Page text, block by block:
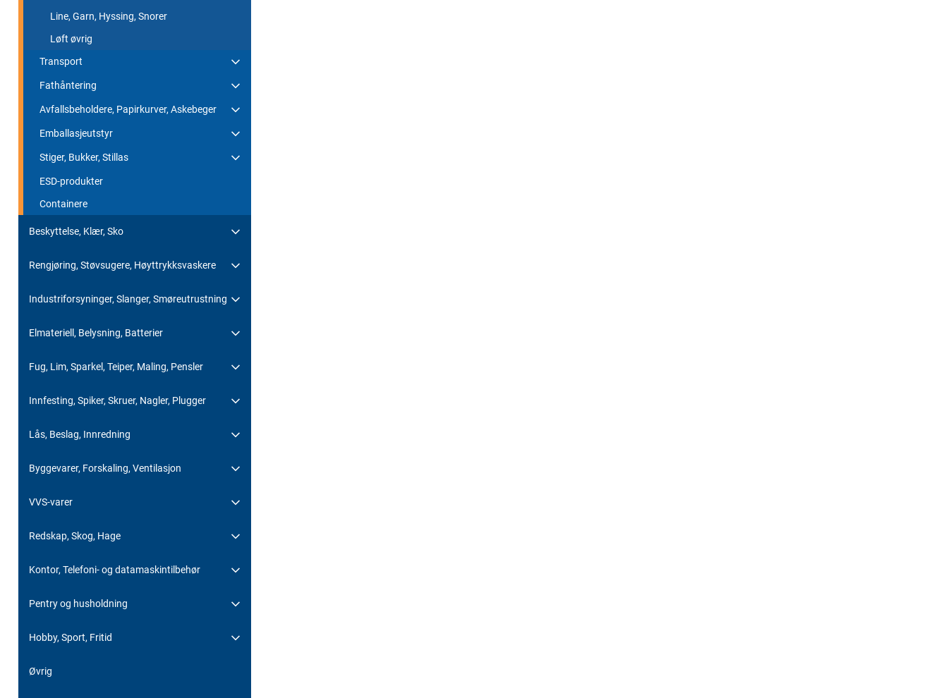
Line, Garn, Hyssing, Snorer
Løft øvrig
Transport
Fathåntering
Avfallsbeholdere, Papirkurver, Askebeger
Emballasjeutstyr
Stiger, Bukker, Stillas
ESD-produkter
Containere
Beskyttelse, Klær, Sko
Rengjøring, Støvsugere, Høyttrykksvaskere
Industriforsyninger, Slanger, Smøreutrustning
Elmateriell, Belysning, Batterier
Fug, Lim, Sparkel, Teiper, Maling, Pensler
Innfesting, Spiker, Skruer, Nagler, Plugger
Lås, Beslag, Innredning
Byggevarer, Forskaling, Ventilasjon
VVS-varer
Redskap, Skog, Hage
Kontor, Telefoni- og datamaskintilbehør
Pentry og husholdning
Hobby, Sport, Fritid
Øvrig